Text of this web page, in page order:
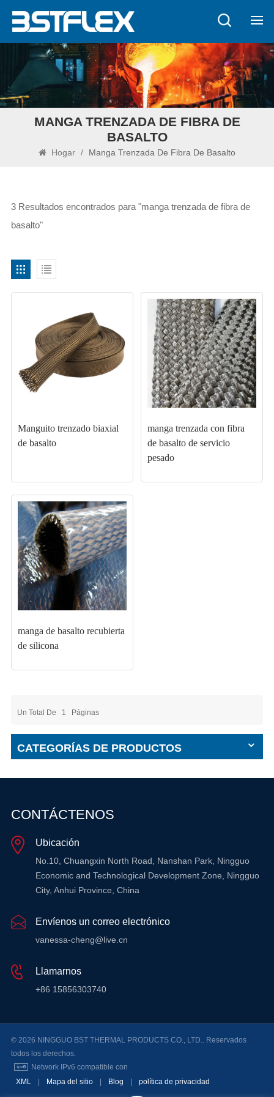
MANGA TRENZADA DE FIBRA DE
BASALTO
Hogar / Manga Trenzada De Fibra De Basalto
3 Resultados encontrados para "manga trenzada de fibra de
basalto"
Manguito trenzado biaxial
de basalto
manga trenzada con fibra
de basalto de servicio
pesado
manga de basalto recubierta
de silicona
Un Total De 1 Páginas
CATEGORÍAS DE PRODUCTOS
CONTÁCTENOS
Ubicación
No.10, Chuangxin North Road, Nanshan Park, Ningguo
Economic and Technological Development Zone, Ningguo
City, Anhui Province, China
Envíenos un correo electrónico
vanessa-cheng@live.cn
Llamarnos
+86 15856303740
© 2026 NINGGUO BST THERMAL PRODUCTS CO., LTD.. Reservados
todos los derechos.
Network IPv6 compatible con
XML
| Mapa del sitio | Blog | política de privacidad